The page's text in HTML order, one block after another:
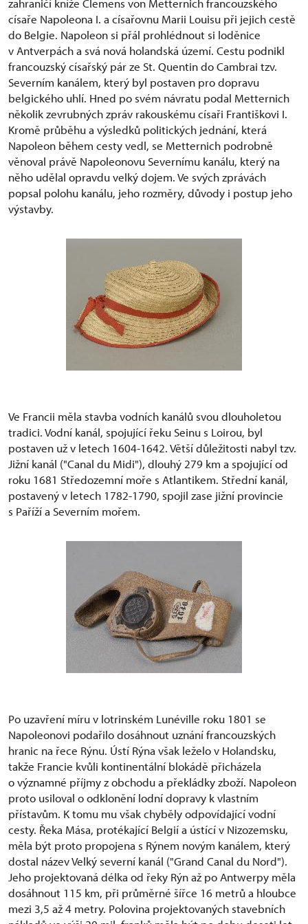
zahraničí kníže Clemens von Metternich francouzského
císaře Napoleona I. a císařovnu Marii Louisu při jejich cestě
do Belgie. Napoleon si přál prohlédnout si loděnice
v Antverpách a svá nová holandská území. Cestu podnikl
francouzský císařský pár ze St. Quentin do Cambrai tzv.
Severním kanálem, který byl postaven pro dopravu
belgického uhlí. Hned po svém návratu podal Metternich
několik zevrubných zpráv rakouskému císaři Františkovi I.
Kromě průběhu a výsledků politických jednání, která
Napoleon během cesty vedl, se Metternich podrobně
věnoval právě Napoleonovu Severnímu kanálu, který na
něho udělal opravdu velký dojem. Ve svých zprávách
popsal polohu kanálu, jeho rozměry, důvody i postup jeho
výstavby.
Ve Francii měla stavba vodních kanálů svou dlouholetou
tradici. Vodní kanál, spojující řeku Seinu s Loirou, byl
postaven už v letech 1604-1642. Větší důležitosti nabyl tzv.
Jižní kanál ("Canal du Midi"), dlouhý 279 km a spojující od
roku 1681 Středozemní moře s Atlantikem. Střední kanál,
postavený v letech 1782-1790, spojil zase jižní provincie
s Paříží a Severním mořem.
Po uzavření míru v lotrinském Lunéville roku 1801 se
Napoleonovi podařilo dosáhnout uznání francouzských
hranic na řece Rýnu. Ústí Rýna však leželo v Holandsku,
takže Francie kvůli kontinentální blokádě přicházela
o významné příjmy z obchodu a překládky zboží. Napoleon
proto usiloval o odklonění lodní dopravy k vlastním
přístavům. K tomu mu však chyběly odpovídající vodní
cesty. Řeka Mása, protékající Belgií a ústící v Nizozemsku,
měla být proto propojena s Rýnem novým kanálem, který
dostal název Velký severní kanál ("Grand Canal du Nord").
Jeho projektovaná délka od řeky Rýn až po Antwerpy měla
dosáhnout 115 km, při průměrné šířce 16 metrů a hloubce
mezi 3,5 až 4 metry. Polovina projektovaných stavebních